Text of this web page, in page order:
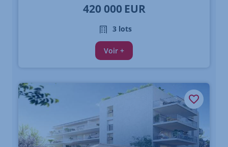
420 000 EUR
3 lots
Voir +